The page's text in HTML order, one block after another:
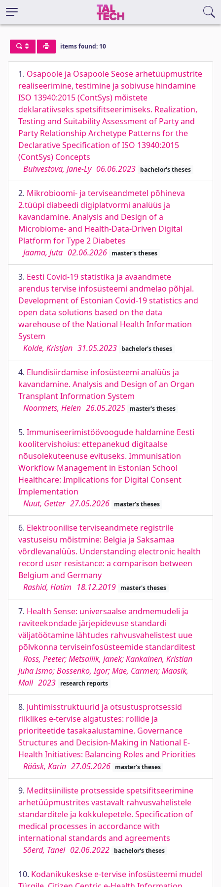
items found: 10
1. Osapoole ja Osapoole Seose arhetüüpmustrite
realiseerimine, testimine ja sobivuse hindamine
ISO 13940:2015 (ContSys) mõistete
deklaratiivseks spetsifitseerimiseks. Realization,
Testing and Suitability Assessment of Party and
Party Relationship Archetype Patterns for the
Declarative Specification of ISO 13940:2015
(ContSys) Concepts
Buhvestova, Jane-Ly 06.06.2023 bachelor's theses
2. Mikrobioomi- ja terviseandmetel põhineva
2.tüüpi diabeedi digiplatvormi analüüs ja
kavandamine. Analysis and Design of a
Microbiome- and Health-Data-Driven Digital
Platform for Type 2 Diabetes
Jaama, Juta 02.06.2026 master's theses
3. Eesti Covid-19 statistika ja avaandmete
arendus tervise infosüsteemi andmelao põhjal.
Development of Estonian Covid-19 statistics and
open data solutions based on the data
warehouse of the National Health Information
System
Kolde, Kristjan 31.05.2023 bachelor's theses
4. Elundisiirdamise infosüsteemi analüüs ja
kavandamine. Analysis and Design of an Organ
Transplant Information System
Noormets, Helen 26.05.2025 master's theses
5. Immuniseerimistöövoogude haldamine Eesti
koolitervishoius: ettepanekud digitaalse
nõusolekuteenuse evituseks. Immunisation
Workflow Management in Estonian School
Healthcare: Implications for Digital Consent
Implementation
Nuut, Getter 27.05.2026 master's theses
6. Elektroonilise terviseandmete registrile
vastuseisu mõistmine: Belgia ja Saksamaa
võrdlevanalüüs. Understanding electronic health
record user resistance: a comparison between
Belgium and Germany
Rashid, Hatim 18.12.2019 master's theses
7. Health Sense: universaalse andmemudeli ja
raviteekondade järjepidevuse standardi
väljatöötamine lähtudes rahvusvahelistest uue
põlvkonna terviseinfosüsteemide standarditest
Ross, Peeter; Metsallik, Janek; Kankainen, Kristian
Juha Ismo; Bossenko, Igor; Mäe, Carmen; Maasik,
Mall 2023 research reports
8. Juhtimisstruktuurid ja otsustusprotsessid
riiklikes e-tervise algatustes: rollide ja
prioriteetide tasakaalustamine. Governance
Structures and Decision-Making in National E-
Health Initiatives: Balancing Roles and Priorities
Rääsk, Karin 27.05.2026 master's theses
9. Meditsiiniliste protsesside spetsifitseerimine
arhetüüpmustrites vastavalt rahvusvahelistele
standarditele ja kokkulepetele. Specification of
medical processes in accordance with
international standards and agreements
Sõerd, Tanel 02.06.2022 bachelor's theses
10. Kodanikukeskse e-tervise infosüsteemi mudel